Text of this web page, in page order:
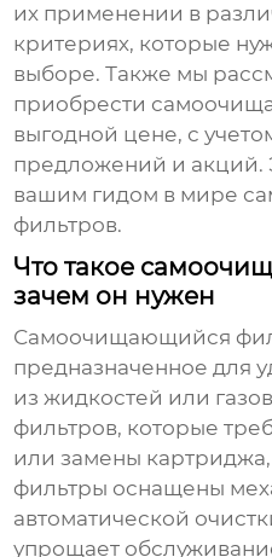
их применении в
критериях, которые
выборе. Также мы
приобрести
выгодной цене, с
предложений и акций.
вашим гидом в мире
фильтров.
Что такое
зачем он нужен
Самоочищающийся
предназначенное для
из жидкостей или
фильтров, которые
или замены
фильтры оснащены
автоматической
упрощает